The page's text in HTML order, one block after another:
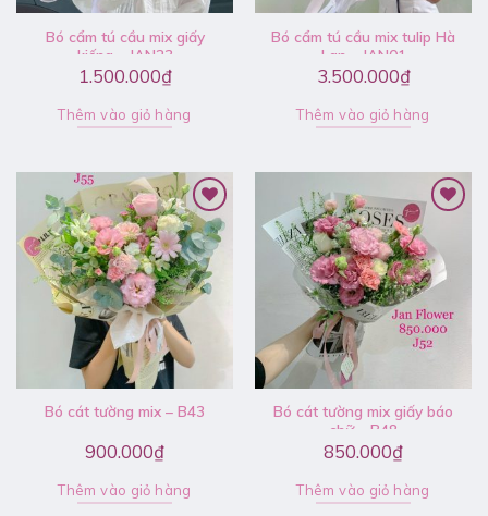
Bó cẩm tú cầu mix giấy
kiếng – JAN23
1.500.000₫
Thêm vào giỏ hàng
Bó cẩm tú cầu mix tulip Hà
Lan – JAN01
3.500.000₫
Thêm vào giỏ hàng
Bó cát tường mix – B43
900.000₫
Thêm vào giỏ hàng
Bó cát tường mix giấy báo
chữ – B48
850.000₫
Thêm vào giỏ hàng